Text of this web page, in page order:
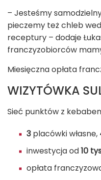
– Jesteśmy
pieczemy też chleb
receptury – dodaje
franczyzobiorców
Miesięczna opłata
WIZYTÓWKA
Sieć punktów z
3 placówki własne,
inwestycja od10
opłata